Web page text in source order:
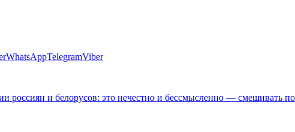
WhatsAppTelegramViber
россиян и белорусов: это нечестно и бессмысленно — смешивать